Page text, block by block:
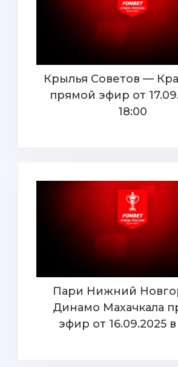
Крылья Советов —
прямой эфир от
18:00
Пари Нижний
Динамо Махачкала
эфир от 16.09.2025 в